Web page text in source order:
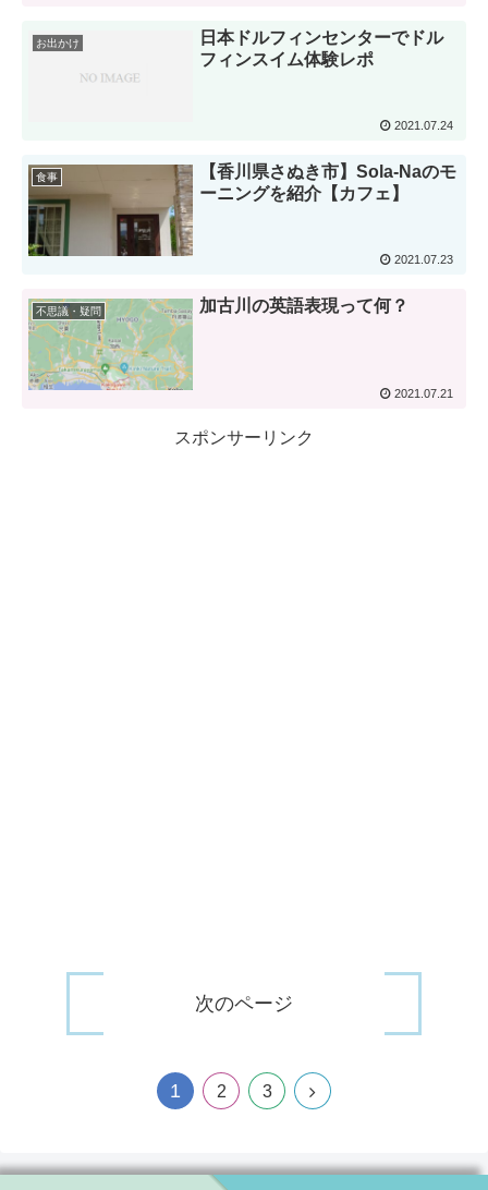
お出かけ
日本ドルフィンセンターでドル
フィンスイム体験レポ
2021.07.24
食事
【香川県さぬき市】Sola-Naのモ
ーニングを紹介【カフェ】
2021.07.23
不思議・疑問 加古川の英語表現って何？
2021.07.21
スポンサーリンク
次のページ
1 2 3